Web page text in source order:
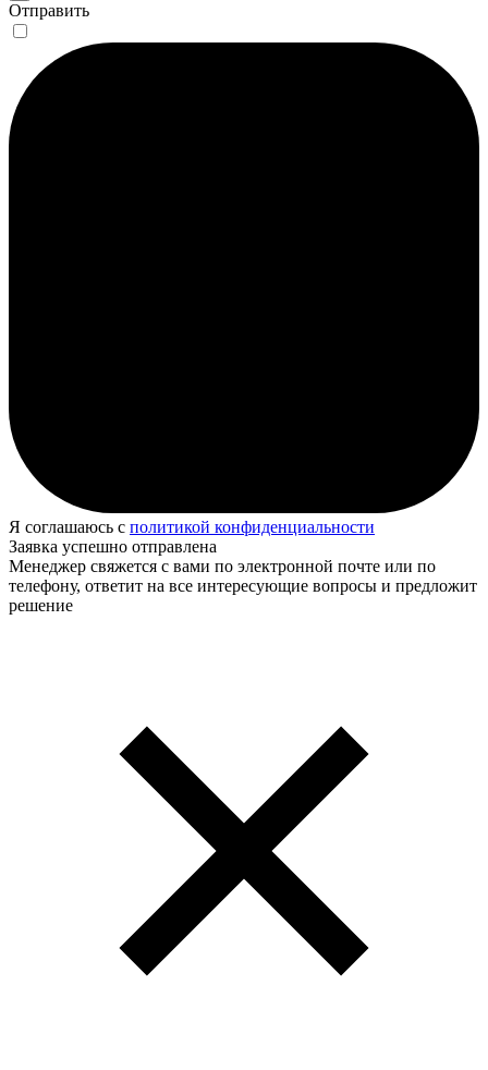
Отправить
Я соглашаюсь с политикой конфиденциальности
Заявка успешно отправлена
Менеджер свяжется с вами по электронной почте или по
телефону, ответит на все интересующие вопросы и предложит
решение